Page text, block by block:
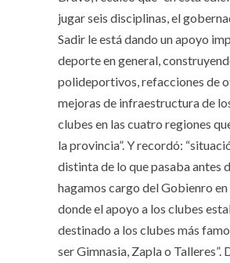
jugar seis disciplinas, el
Sadir le está dando un apoyo
deporte en general,
polideportivos, refacciones de
mejoras de infraestructura de
clubes en las cuatro regiones
la provincia”. Y recordó:
distinta de lo que pasaba antes
hagamos cargo del Gobienro en
donde el apoyo a los clubes
destinado a los clubes más
ser Gimnasia, Zapla o Talleres”.